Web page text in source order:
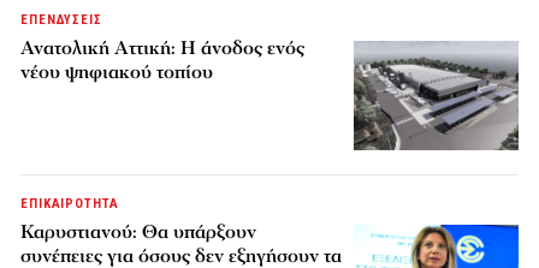
ΕΠΕΝΔΥΣΕΙΣ
Ανατολική Αττική: Η άνοδος ενός
νέου ψηφιακού τοπίου
ΕΠΙΚΑΙΡΟΤΗΤΑ
Καρυστιανού: Θα υπάρξουν
συνέπειες για όσους δεν εξηγήσουν τα